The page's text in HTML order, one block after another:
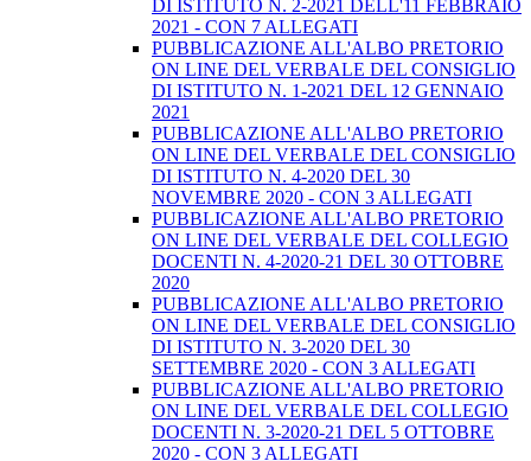
DI ISTITUTO N. 2-2021 DELL'11 FEBBRAIO
2021 - CON 7 ALLEGATI
PUBBLICAZIONE ALL'ALBO PRETORIO
ON LINE DEL VERBALE DEL CONSIGLIO
DI ISTITUTO N. 1-2021 DEL 12 GENNAIO
2021
PUBBLICAZIONE ALL'ALBO PRETORIO
ON LINE DEL VERBALE DEL CONSIGLIO
DI ISTITUTO N. 4-2020 DEL 30
NOVEMBRE 2020 - CON 3 ALLEGATI
PUBBLICAZIONE ALL'ALBO PRETORIO
ON LINE DEL VERBALE DEL COLLEGIO
DOCENTI N. 4-2020-21 DEL 30 OTTOBRE
2020
PUBBLICAZIONE ALL'ALBO PRETORIO
ON LINE DEL VERBALE DEL CONSIGLIO
DI ISTITUTO N. 3-2020 DEL 30
SETTEMBRE 2020 - CON 3 ALLEGATI
PUBBLICAZIONE ALL'ALBO PRETORIO
ON LINE DEL VERBALE DEL COLLEGIO
DOCENTI N. 3-2020-21 DEL 5 OTTOBRE
2020 - CON 3 ALLEGATI